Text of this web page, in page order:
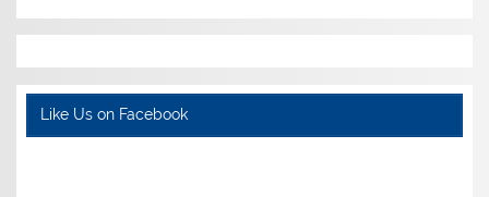
Like Us on Facebook